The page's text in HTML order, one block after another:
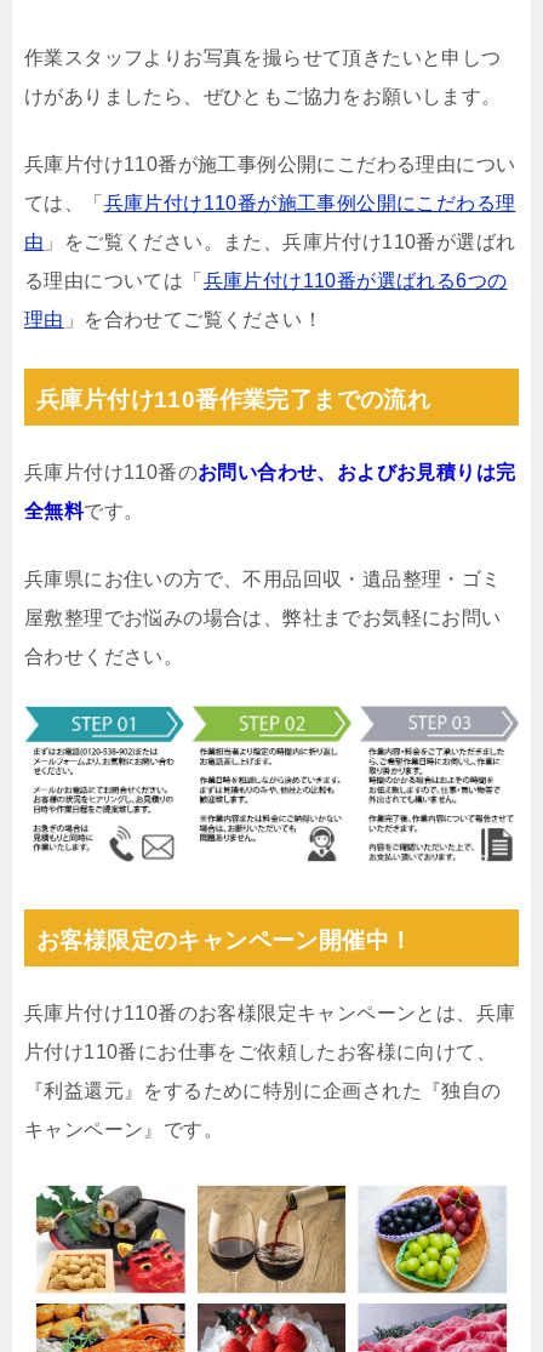
作業スタッフよりお写真を撮らせて頂きたいと申しつ
けがありましたら、ぜひともご協力をお願いします。
兵庫片付け110番が施工事例公開にこだわる理由につい
ては、「 兵庫片付け110番が施工事例公開にこだわる理
由 」をご覧ください。また、兵庫片付け110番が選ばれ
る理由については「 兵庫片付け110番が選ばれる6つの
理由 」を合わせてご覧ください！
兵庫片付け110番作業完了までの流れ
兵庫片付け110番のお問い合わせ、およびお見積りは完
全無料です。
兵庫県にお住いの方で、不用品回収・遺品整理・ゴミ
屋敷整理でお悩みの場合は、弊社までお気軽にお問い
合わせください。
お客様限定のキャンペーン開催中！
兵庫片付け110番のお客様限定キャンペーンとは、兵庫
片付け110番にお仕事をご依頼したお客様に向けて、
『利益還元』をするために特別に企画された『独自の
キャンペーン』です。